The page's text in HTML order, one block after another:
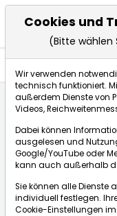
Devisen: Euro gibt
dpa-AFX
ÜBERSICHT DPA-
Cookies und
(Bitte wählen
Wir verwenden
technisch funktioniert.
außerdem Dienste von
Videos,
Dabei können
ausgelesen und
Google/YouTube oder
kann auch außerhalb
Sie können alle Dienste
individuell festlegen.
Cookie-Einstellungen im